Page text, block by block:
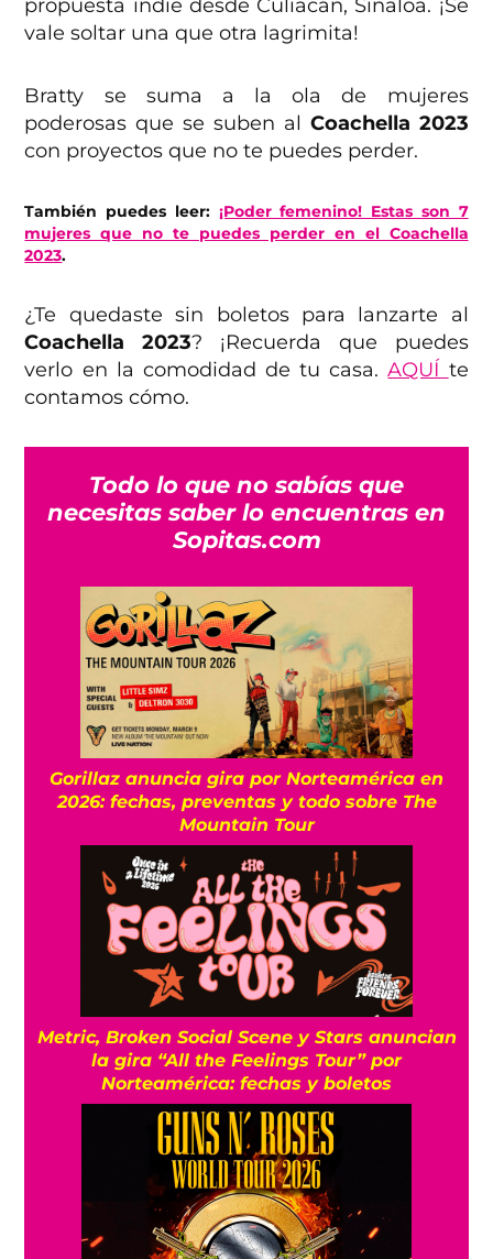
propuesta indie desde Culiacán, Sinaloa. ¡Se
vale soltar una que otra lagrimita!
Bratty se suma a la ola de mujeres
poderosas que se suben al Coachella 2023
con proyectos que no te puedes perder.
También puedes leer: ¡Poder femenino! Estas son 7
mujeres que no te puedes perder en el Coachella
2023.
¿Te quedaste sin boletos para lanzarte al
Coachella 2023? ¡Recuerda que puedes
verlo en la comodidad de tu casa.AQUÍ te
contamos cómo.
Todo lo que no sabías que
necesitas saber lo encuentras en
Sopitas.com
Gorillaz anuncia gira por Norteamérica en
2026: fechas, preventas y todo sobre The
Mountain Tour
Metric, Broken Social Scene y Stars anuncian
la gira “All the Feelings Tour” por
Norteamérica: fechas y boletos